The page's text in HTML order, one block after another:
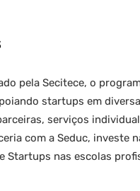
pela Secitece, o
startups em
serviços
com a Seduc, investe
Startups nas escolas